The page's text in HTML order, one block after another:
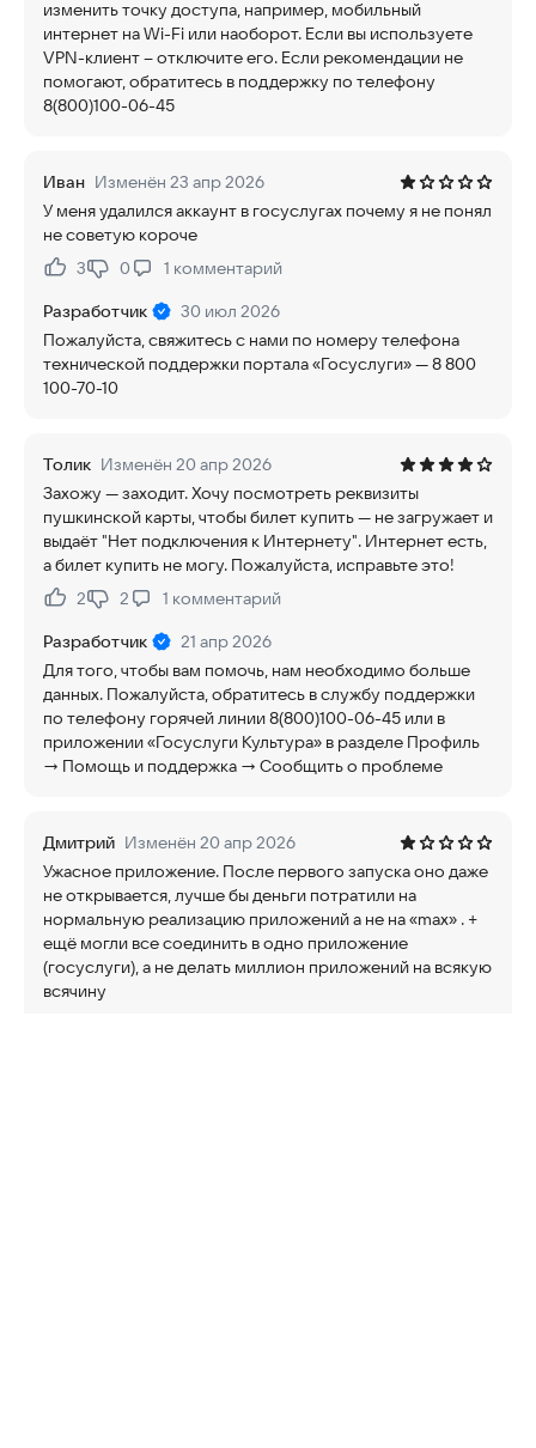
изменить точку доступа, например, мобильный
интернет на Wi-Fi или наоборот. Если вы используете
VPN-клиент – отключите его. Если рекомендации не
помогают, обратитесь в поддержку по телефону
8(800)100-06-45
Иван Изменён 23 апр 2026
У меня удалился аккаунт в госуслугах почему я не понял
не советую короче
Нравится:
3Не нравится:
0 1 комментарий
Разработчик
30 июл 2026
Пожалуйста, свяжитесь с нами по номеру телефона
технической поддержки портала «Госуслуги» — 8 800
100-70-10
Толик Изменён 20 апр 2026
Захожу — заходит. Хочу посмотреть реквизиты
пушкинской карты, чтобы билет купить — не загружает и
выдаёт "Нет подключения к Интернету". Интернет есть,
а билет купить не могу. Пожалуйста, исправьте это!
Нравится:
2Не нравится:
2 1 комментарий
Разработчик
21 апр 2026
Для того, чтобы вам помочь, нам необходимо больше
данных. Пожалуйста, обратитесь в службу поддержки
по телефону горячей линии 8(800)100-06-45 или в
приложении «Госуслуги Культура» в разделе Профиль
→ Помощь и поддержка → Сообщить о проблеме
Дмитрий Изменён 20 апр 2026
Ужасное приложение. После первого запуска оно даже
не открывается, лучше бы деньги потратили на
нормальную реализацию приложений а не на «max» . +
ещё могли все соединить в одно приложение
(госуслуги), а не делать миллион приложений на всякую
всячину